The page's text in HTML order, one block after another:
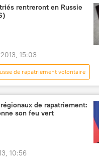
Konstantin Romodanovski
russe des migrations (FMS)
rentreront en Russie
15:03
de rapatriement volontaire
Actualités
Russie
russe des migrations (FMS)
de rapatriement:
son feu vert
10:56